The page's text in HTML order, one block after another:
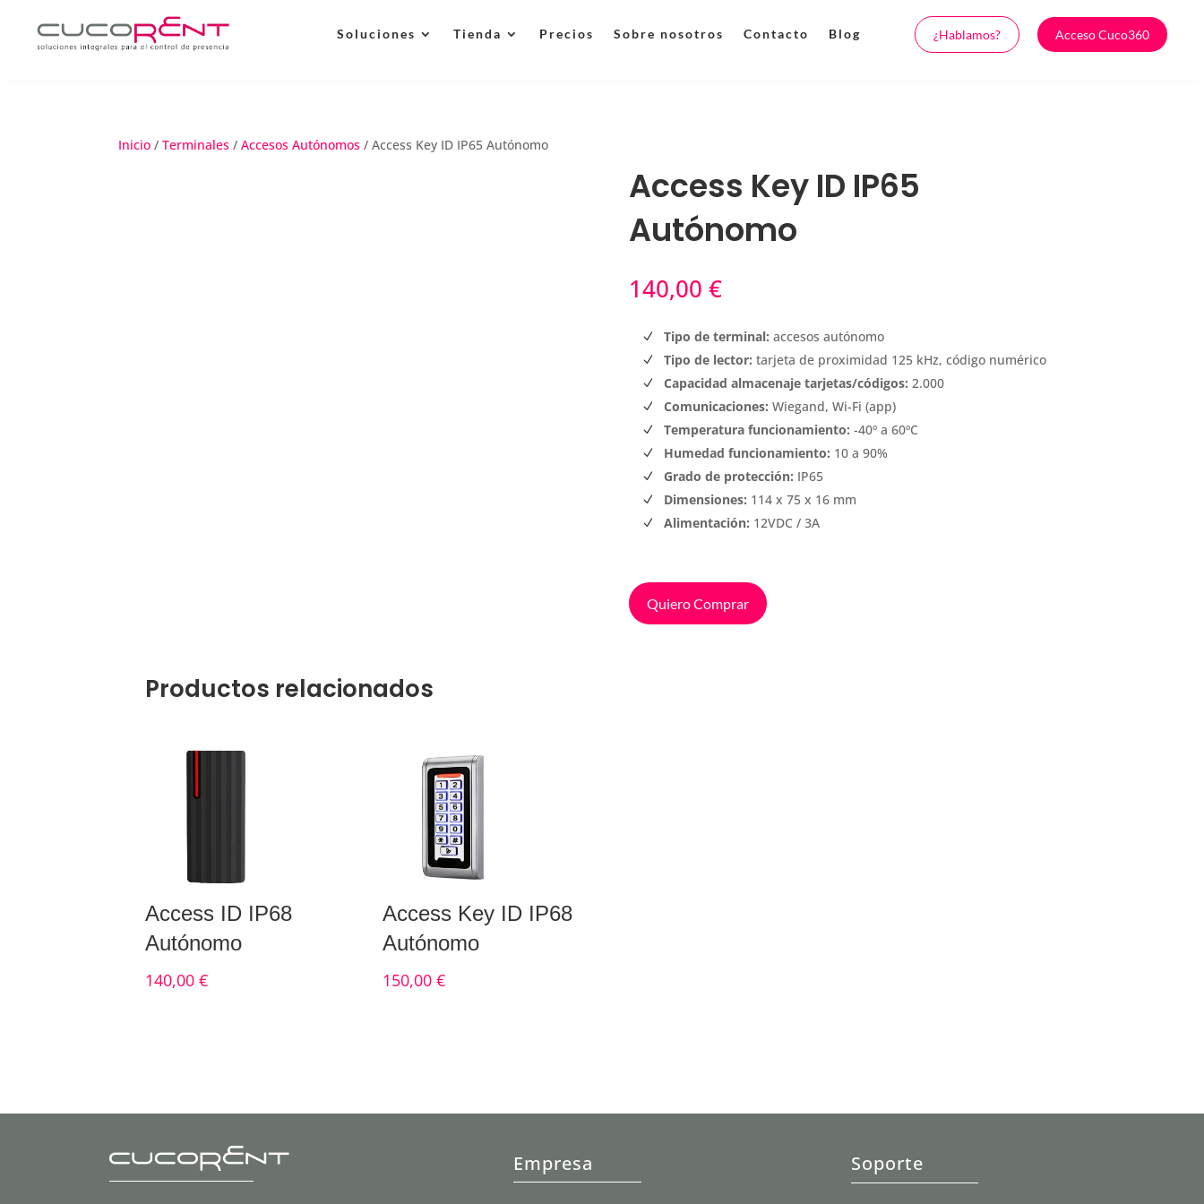
Soluciones Tienda Precios Sobre nosotros Contacto Blog ¿Hablamos? Acceso Cuco360
Inicio / Terminales / Accesos Autónomos / Access Key ID IP65 Autónomo
Access Key ID IP65
Autónomo
140,00 €
Tipo de terminal: accesos autónomo
Tipo de lector: tarjeta de proximidad 125 kHz, código numérico
Capacidad almacenaje tarjetas/códigos: 2.000
Comunicaciones: Wiegand, Wi-Fi (app)
Temperatura funcionamiento: -40º a 60ºC
Humedad funcionamiento: 10 a 90%
Grado de protección: IP65
Dimensiones: 114 x 75 x 16 mm
Alimentación: 12VDC / 3A
Quiero Comprar
Productos relacionados
Access ID IP68
Autónomo
140,00 €
Access Key ID IP68
Autónomo
150,00 €
Empresa Soporte